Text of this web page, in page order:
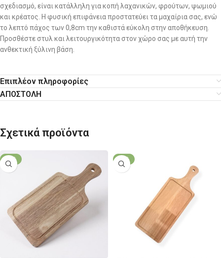
σχεδιασμό, είναι κατάλληλη για κοπή λαχανικών, φρούτων, ψωμιού
και κρέατος. Η φυσική επιφάνεια προστατεύει τα μαχαίρια σας, ενώ
το λεπτό πάχος των 0,8cm την καθιστά εύκολη στην αποθήκευση.
Προσθέστε στυλ και λειτουργικότητα στον χώρο σας με αυτή την
ανθεκτική ξύλινη βάση.
Επιπλέον πληροφορίες
ΑΠΟΣΤΟΛΗ
Σχετικά προϊόντα
-22% -22%